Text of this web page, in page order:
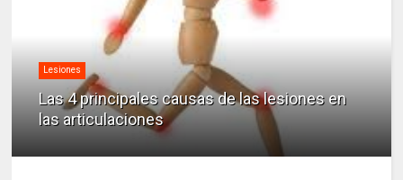
Lesiones
Las 4 principales causas de las lesiones en
las articulaciones